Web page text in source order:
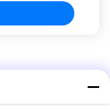
ครื่องตัด Die กับระบบ
ภัย